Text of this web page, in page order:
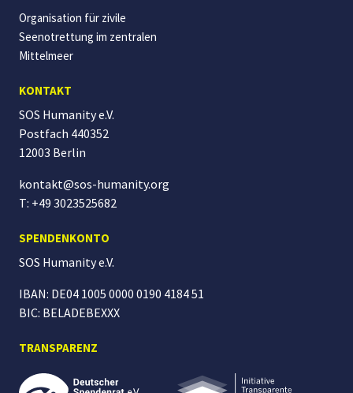
Organisation für zivile
Seenotrettung im zentralen
Mittelmeer
KONTAKT
SOS Humanity e.V.
Postfach 440352
12003 Berlin
kontakt@sos-humanity.org
T: +49 3023525682
SPENDENKONTO
SOS Humanitye.V.
IBAN: DE04 1005 0000 0190 4184 51
BIC: BELADEBEXXX
TRANSPARENZ